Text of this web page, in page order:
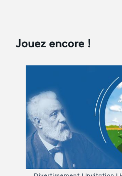
Jouez encore !